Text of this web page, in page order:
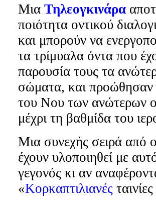
Μια Τηλεογκινάρα
ποιότητα οντικού
και μπορούν να
τα τρίμυαλα όντα που
παρουσία τους τα
σώματα, και προώθησαν
του Νου των ανώτερων
μέχρι τη βαθμίδα του
Μια συνεχής σειρά από
έχουν υλοποιηθεί με
γεγονός κι αν
«Κορκαπτιλιανές